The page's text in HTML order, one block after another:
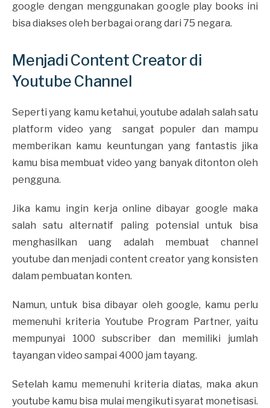
google dengan menggunakan google play books ini
bisa diakses oleh berbagai orang dari 75 negara.
Menjadi Content Creator di
Youtube Channel
Seperti yang kamu ketahui, youtube adalah salah satu
platform video yang sangat populer dan mampu
memberikan kamu keuntungan yang fantastis jika
kamu bisa membuat video yang banyak ditonton oleh
pengguna.
Jika kamu ingin kerja online dibayar google maka
salah satu alternatif paling potensial untuk bisa
menghasilkan uang adalah membuat channel
youtube dan menjadi content creator yang konsisten
dalam pembuatan konten.
Namun, untuk bisa dibayar oleh google, kamu perlu
memenuhi kriteria Youtube Program Partner, yaitu
mempunyai 1000 subscriber dan memiliki jumlah
tayangan video sampai 4000 jam tayang.
Setelah kamu memenuhi kriteria diatas, maka akun
youtube kamu bisa mulai mengikuti syarat monetisasi.